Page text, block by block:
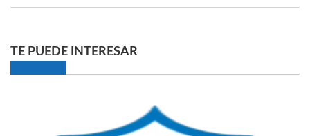
TE PUEDE INTERESAR